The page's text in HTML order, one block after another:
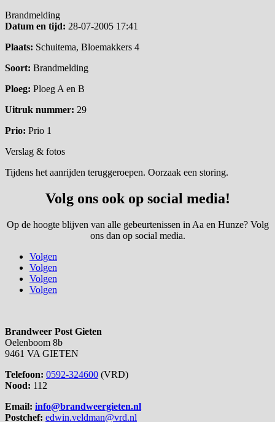
Brandmelding
Datum en tijd: 28-07-2005 17:41
Plaats: Schuitema, Bloemakkers 4
Soort: Brandmelding
Ploeg: Ploeg A en B
Uitruk nummer: 29
Prio: Prio 1
Verslag & fotos
Tijdens het aanrijden teruggeroepen. Oorzaak een storing.
Volg ons ook op social media!
Op de hoogte blijven van alle gebeurtenissen in Aa en Hunze? Volg
ons dan op social media.
Volgen
Volgen
Volgen
Volgen
Brandweer Post Gieten
Oelenboom 8b
9461 VA GIETEN
Telefoon: 0592-324600 (VRD)
Nood: 112
Email: info@brandweergieten.nl
Postchef: edwin.veldman@vrd.nl